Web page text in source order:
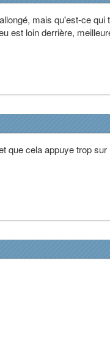
mais qu'est-ce qui
est loin derrière,
que cela appuye trop